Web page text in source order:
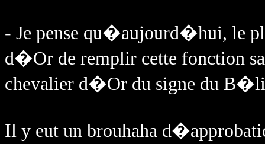
- Je pense qu�aujourd�hui, le
d�Or de remplir cette fonction
chevalier d�Or du signe du
Il y eut un brouhaha